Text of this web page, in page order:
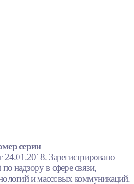
серии
Зарегистрировано
надзору в сфере связи,
и массовых коммуникаций.